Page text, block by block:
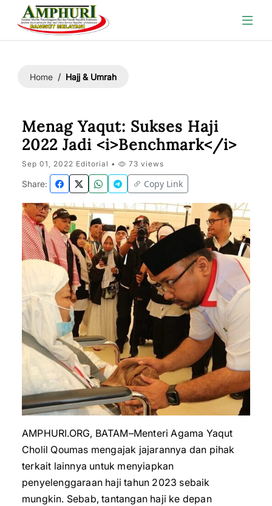
Home Hajj & Umrah
Menag Yaqut: Sukses Haji
2022 Jadi <i>Benchmark</i>
Sep 01, 2022 Editorial • 73 views
Share: Copy Link
AMPHURI.ORG, BATAM–Menteri Agama Yaqut
Cholil Qoumas mengajak jajarannya dan pihak
terkait lainnya untuk menyiapkan
penyelenggaraan haji tahun 2023 sebaik
mungkin. Sebab, tantangan haji ke depan